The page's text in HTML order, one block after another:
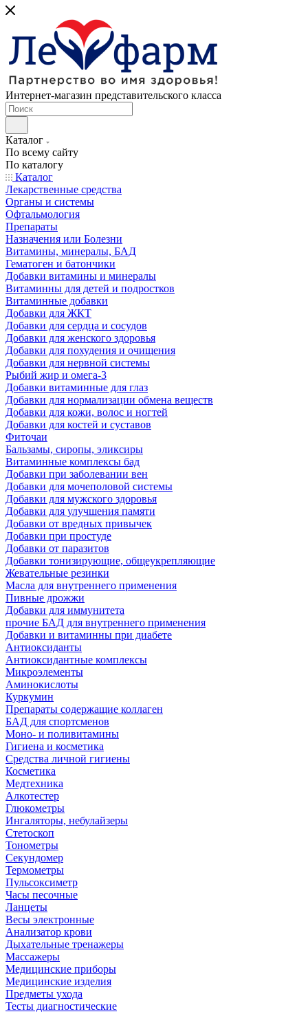
Интернет-магазин представительского класса
Каталог
По всему сайту
По каталогу
Каталог
Лекарственные средства
Органы и системы
Офтальмология
Препараты
Назначения или Болезни
Витамины, минералы, БАД
Гематоген и батончики
Добавки витамины и минералы
Витаминны для детей и подростков
Витаминные добавки
Добавки для ЖКТ
Добавки для сердца и сосудов
Добавки для женского здоровья
Добавки для похудения и очищения
Добавки для нервной системы
Рыбий жир и омега-3
Добавки витаминные для глаз
Добавки для нормализации обмена веществ
Добавки для кожи, волос и ногтей
Добавки для костей и суставов
Фиточаи
Бальзамы, сиропы, эликсиры
Витаминные комплексы бад
Добавки при заболевании вен
Добавки для мочеполовой системы
Добавки для мужского здоровья
Добавки для улучшения памяти
Добавки от вредных привычек
Добавки при простуде
Добавки от паразитов
Добавки тонизирующие, общеукрепляющие
Жевательные резинки
Масла для внутреннего применения
Пивные дрожжи
Добавки для иммунитета
прочие БАД для внутреннего применения
Добавки и витаминны при диабете
Антиоксиданты
Антиоксидантные комплексы
Микроэлементы
Аминокислоты
Куркумин
Препараты содержащие коллаген
БАД для спортсменов
Моно- и поливитамины
Гигиена и косметика
Средства личной гигиены
Косметика
Медтехника
Алкотестер
Глюкометры
Ингаляторы, небулайзеры
Стетоскоп
Тонометры
Секундомер
Термометры
Пульсоксиметр
Часы песочные
Ланцеты
Весы электронные
Анализатор крови
Дыхательные тренажеры
Массажеры
Медицинские приборы
Медицинские изделия
Предметы ухода
Тесты диагностические